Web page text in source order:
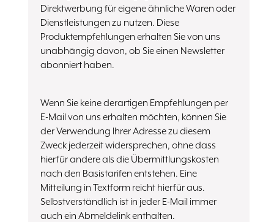
Direktwerbung für eigene ähnliche Waren oder
Dienstleistungen zu nutzen. Diese
Produktempfehlungen erhalten Sie von uns
unabhängig davon, ob Sie einen Newsletter
abonniert haben.
Wenn Sie keine derartigen Empfehlungen per
E-Mail von uns erhalten möchten, können Sie
der Verwendung Ihrer Adresse zu diesem
Zweck jederzeit widersprechen, ohne dass
hierfür andere als die Übermittlungskosten
nach den Basistarifen entstehen. Eine
Mitteilung in Textform reicht hierfür aus.
Selbstverständlich ist in jeder E-Mail immer
auch ein Abmeldelink enthalten.